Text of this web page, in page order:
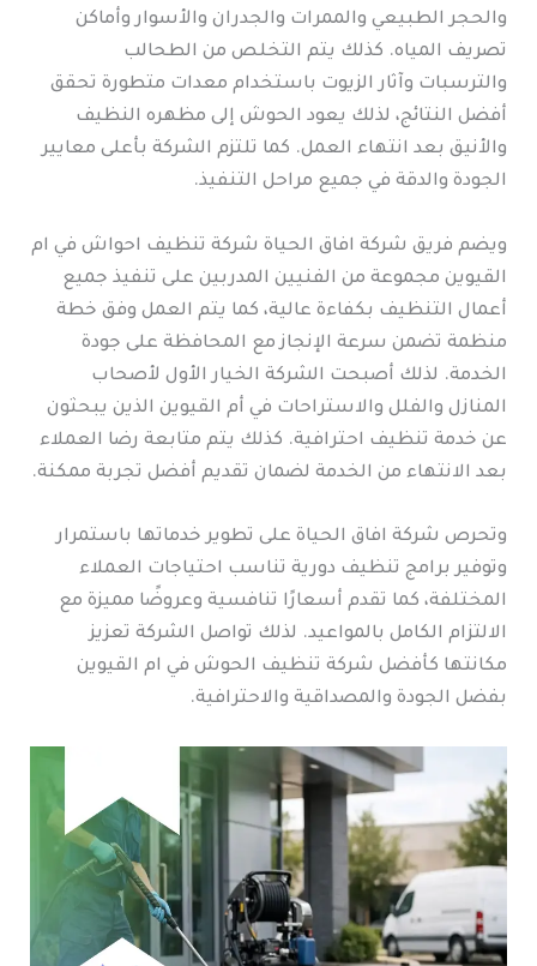
والحجر الطبيعي والممرات والجدران والأسوار وأماكن
تصريف المياه. كذلك يتم التخلص من الطحالب
والترسبات وآثار الزيوت باستخدام معدات متطورة تحقق
أفضل النتائج، لذلك يعود الحوش إلى مظهره النظيف
والأنيق بعد انتهاء العمل. كما تلتزم الشركة بأعلى معايير
الجودة والدقة في جميع مراحل التنفيذ.
ويضم فريق شركة افاق الحياة شركة تنظيف احواش في ام
القيوين مجموعة من الفنيين المدربين على تنفيذ جميع
أعمال التنظيف بكفاءة عالية، كما يتم العمل وفق خطة
منظمة تضمن سرعة الإنجاز مع المحافظة على جودة
الخدمة. لذلك أصبحت الشركة الخيار الأول لأصحاب
المنازل والفلل والاستراحات في أم القيوين الذين يبحثون
عن خدمة تنظيف احترافية. كذلك يتم متابعة رضا العملاء
بعد الانتهاء من الخدمة لضمان تقديم أفضل تجربة ممكنة.
وتحرص شركة افاق الحياة على تطوير خدماتها باستمرار
وتوفير برامج تنظيف دورية تناسب احتياجات العملاء
المختلفة، كما تقدم أسعارًا تنافسية وعروضًا مميزة مع
الالتزام الكامل بالمواعيد. لذلك تواصل الشركة تعزيز
مكانتها كأفضل شركة تنظيف الحوش في ام القيوين
بفضل الجودة والمصداقية والاحترافية.